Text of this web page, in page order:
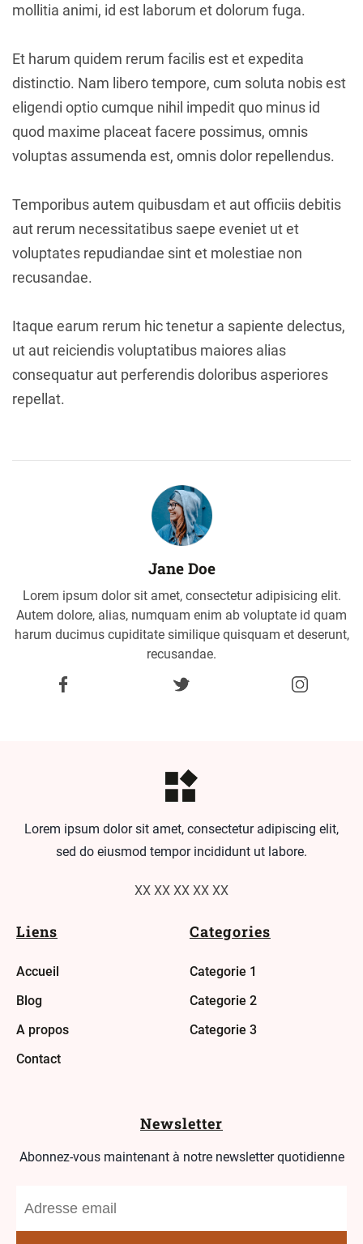
mollitia animi, id est laborum et dolorum fuga.
Et harum quidem rerum facilis est et expedita
distinctio. Nam libero tempore, cum soluta nobis est
eligendi optio cumque nihil impedit quo minus id
quod maxime placeat facere possimus, omnis
voluptas assumenda est, omnis dolor repellendus.
Temporibus autem quibusdam et aut officiis debitis
aut rerum necessitatibus saepe eveniet ut et
voluptates repudiandae sint et molestiae non
recusandae.
Itaque earum rerum hic tenetur a sapiente delectus,
ut aut reiciendis voluptatibus maiores alias
consequatur aut perferendis doloribus asperiores
repellat.
Jane Doe
Lorem ipsum dolor sit amet, consectetur adipisicing elit.
Autem dolore, alias, numquam enim ab voluptate id quam
harum ducimus cupiditate similique quisquam et deserunt,
recusandae.
Lorem ipsum dolor sit amet, consectetur adipiscing elit,
sed do eiusmod tempor incididunt ut labore.
XX XX XX XX XX
Liens
Accueil
Blog
A propos
Contact
Categories
Categorie 1
Categorie 2
Categorie 3
Newsletter
Abonnez-vous maintenant à notre newsletter quotidienne